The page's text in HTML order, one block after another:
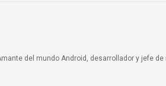
del mundo Android, desarrollador y jefe